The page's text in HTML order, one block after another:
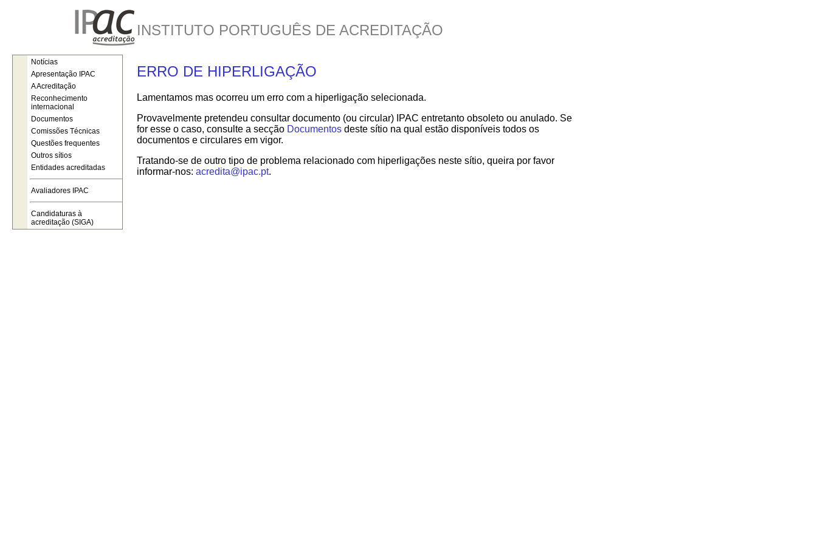
INSTITUTO PORTUGUÊS DE ACREDITAÇÃO
ERRO DE HIPERLIGAÇÃO
Lamentamos mas ocorreu um erro com a hiperligação selecionada.
Provavelmente pretendeu consultar documento (ou circular) IPAC entretanto obsoleto ou anulado. Se
for esse o caso, consulte a secção Documentos deste sítio na qual estão disponíveis todos os
documentos e circulares em vigor.
Tratando-se de outro tipo de problema relacionado com hiperligações neste sítio, queira por favor
informar-nos: acredita@ipac.pt.
Notícias
Apresentação IPAC
A Acreditação
Reconhecimento
internacional
Documentos
Comissões Técnicas
Questões frequentes
Outros sítios
Entidades acreditadas
Avaliadores IPAC
Candidaturas à
acreditação (SIGA)